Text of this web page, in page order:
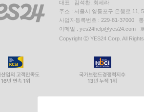
대표 : 김석환, 최세라
주소 : 서울시 영등포구 은행로 11,
사업자등록번호 : 229-81-37000
이메일 : yes24help@yes24.com
Copyright ⓒ YES24 Corp. All